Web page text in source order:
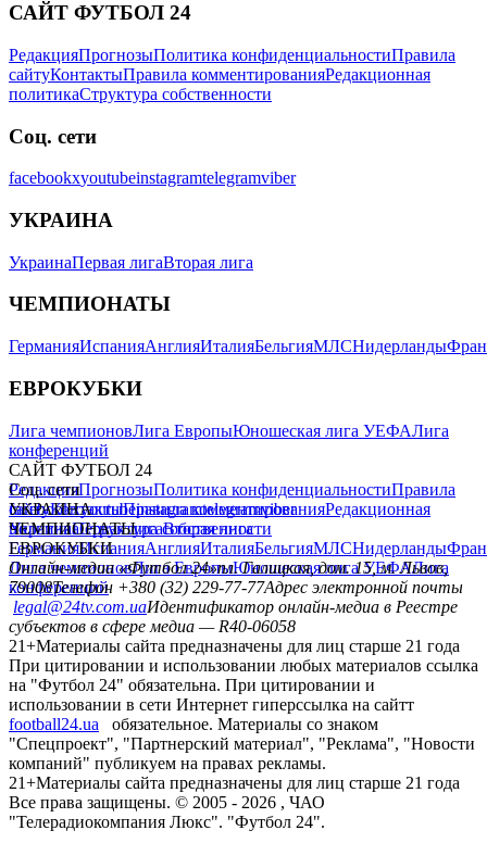
САЙТ ФУТБОЛ 24
РедакцияПрогнозыПолитика конфиденциальностиПравила
сайтуКонтактыПравила комментированияРедакционная
политикаСтруктура собственности
Соц. сети
facebookxyoutubeinstagramtelegramviber
УКРАИНА
УкраинаПервая лигаВторая лига
ЧЕМПИОНАТЫ
ГерманияИспанияАнглияИталияБельгияМЛСНидерланды
ЕВРОКУБКИ
Лига чемпионовЛига ЕвропыЮношеская лига УЕФАЛига
конференций
САЙТ ФУТБОЛ 24
РедакцияПрогнозыПолитика конфиденциальностиПравила
сайтуКонтактыПравила комментированияРедакционная
политикаСтруктура собственности
Соц. сети
facebookxyoutubeinstagramtelegramviber
УКРАИНА
УкраинаПервая лигаВторая лига
ЧЕМПИОНАТЫ
ГерманияИспанияАнглияИталияБельгияМЛСНидерланды
ЕВРОКУБКИ
Лига чемпионовЛига ЕвропыЮношеская лига УЕФАЛига
конференций
Онлайн-медиа «Футбол 24»пл. Галицкая, дом. 15, м. Львов,
79008Телефон +380 (32) 229-77-77Адрес электронной почты
legal@24tv.com.uaИдентификатор онлайн-медиа в Реестре
субъектов в сфере медиа — R40-06058
21+Материалы сайта предназначены для лиц старше 21 года
При цитировании и использовании любых материалов ссылка
на "Футбол 24" обязательна. При цитировании и
использовании в сети Интернет гиперссылка на сайтт
football24.ua
обязательное. Материалы со знаком
"Спецпроект", "Партнерский материал", "Реклама", "Новости
компаний" публикуем на правах рекламы.
21+Материалы сайта предназначены для лиц старше 21 года
Все права защищены. © 2005 - 2026 , ЧАО
"Телерадиокомпания Люкс". "Футбол 24".